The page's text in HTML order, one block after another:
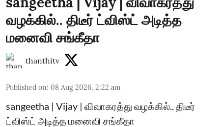
வழக்கில்.. திடீர் ட்விஸ்ட் அடித்த
மனைவி சங்கீதா
thanthitv
Published on: 08 Aug 2026, 2:22 am
sangeetha | Vijay | விவாகரத்து வழக்கில்.. திடீர்
ட்விஸ்ட் அடித்த மனைவி சங்கீதா